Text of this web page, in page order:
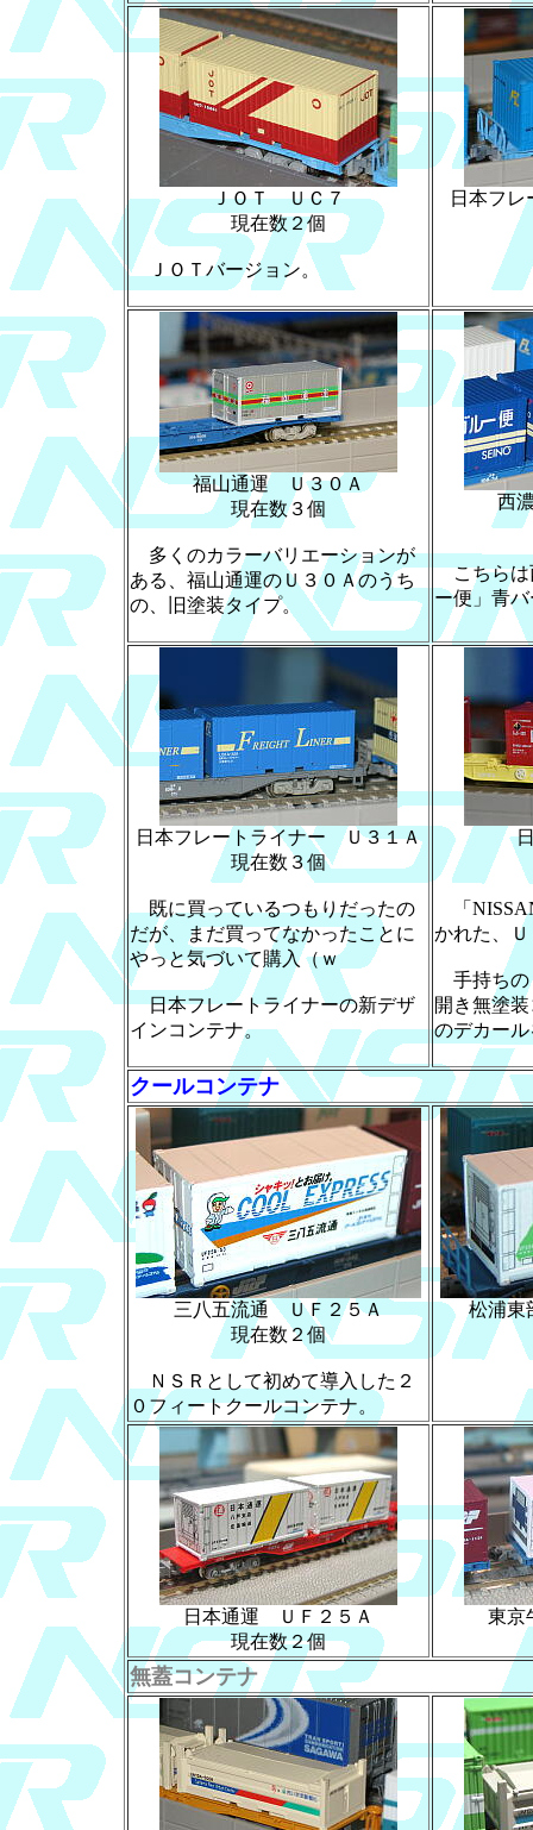
ＪＯＴ ＵＣ７
現在数２個
ＪＯＴバージョン。
日本フ
福山通運 Ｕ３０Ａ
現在数３個
多くのカラーバリエーションが
ある、福山通運のＵ３０Ａのうち
の、旧塗装タイプ。
西
こちらは
ー便」青
日本フレートライナー Ｕ３１Ａ
現在数３個
既に買っているつもりだったの
だが、まだ買ってなかったことに
やっと気づいて購入（ｗ
日本フレートライナーの新デザ
インコンテナ。
「
かれた、
手持ちの
開き無塗
のデカー
クールコンテナ
三八五流通 ＵＦ２５Ａ
現在数２個
ＮＳＲとして初めて導入した２
０フィートクールコンテナ。
松浦
日本通運 ＵＦ２５Ａ
現在数２個
東京
無蓋コンテナ